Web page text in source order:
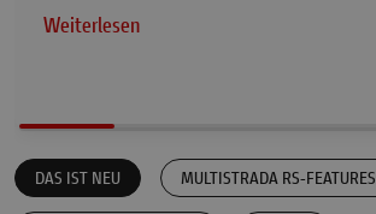
DAS IST NEU MULTISTRADA RS-FEATURES
Weiterlesen